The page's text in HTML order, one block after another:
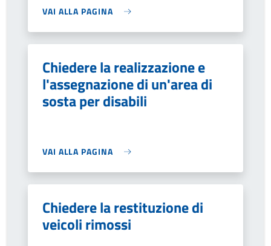
VAI ALLA PAGINA
Chiedere la realizzazione e
l'assegnazione di un'area di
sosta per disabili
VAI ALLA PAGINA
Chiedere la restituzione di
veicoli rimossi